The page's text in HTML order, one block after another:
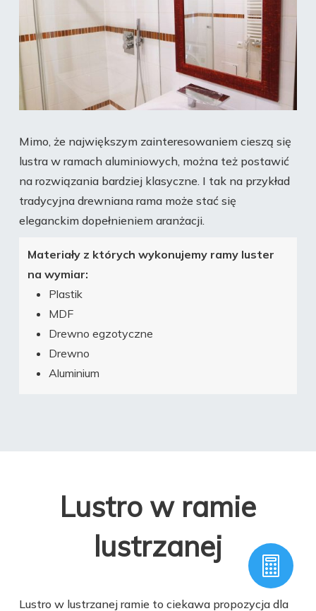
Mimo, że największym zainteresowaniem cieszą się
lustra w ramach aluminiowych, można też postawić
na rozwiązania bardziej klasyczne. I tak na przykład
tradycyjna drewniana rama może stać się
eleganckim dopełnieniem aranżacji.
Materiały z których wykonujemy ramy luster
na wymiar:
Plastik
MDF
Drewno egzotyczne
Drewno
Aluminium
Lustro w ramie
lustrzanej
Lustro w lustrzanej ramie to ciekawa propozycja dla
